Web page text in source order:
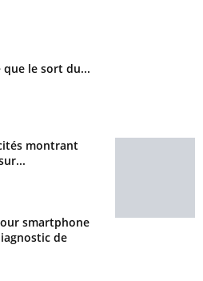
que le sort du...
montrant
smartphone
de